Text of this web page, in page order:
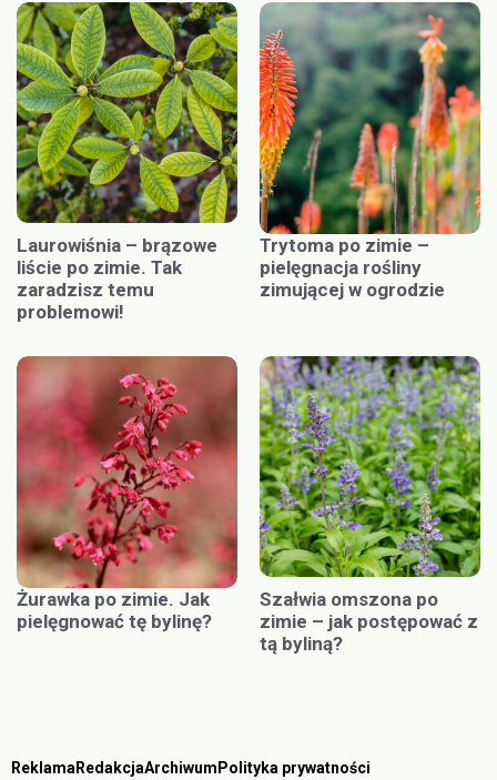
Laurowiśnia – brązowe
liście po zimie. Tak
zaradzisz temu
problemowi!
Trytoma po zimie –
pielęgnacja rośliny
zimującej w ogrodzie
Żurawka po zimie. Jak
pielęgnować tę bylinę?
Szałwia omszona po
zimie – jak postępować z
tą byliną?
Reklama RedakcjaArchiwum Polityka prywatności